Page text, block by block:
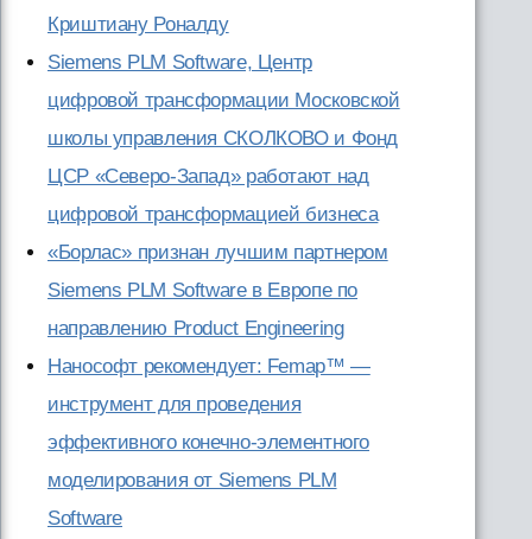
Криштиану Роналду
Siemens PLM Software, Центр
цифровой трансформации Московской
школы управления СКОЛКОВО и Фонд
ЦСР «Северо-Запад» работают над
цифровой трансформацией бизнеса
«Борлас» признан лучшим партнером
Siemens PLM Software в Европе по
направлению Product Engineering
Нанософт рекомендует: Femap™ —
инструмент для проведения
эффективного конечно-элементного
моделирования от Siemens PLM
Software